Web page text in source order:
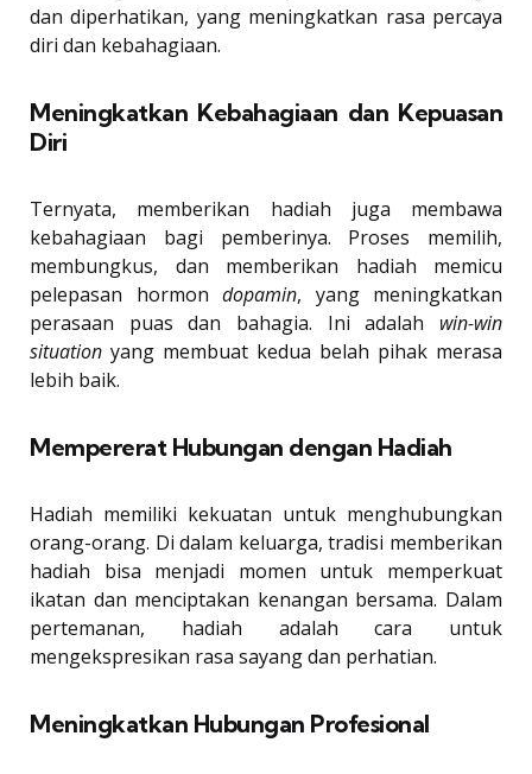
dan diperhatikan, yang meningkatkan rasa percaya
diri dan kebahagiaan.
Meningkatkan Kebahagiaan dan Kepuasan
Diri
Ternyata, memberikan hadiah juga membawa
kebahagiaan bagi pemberinya. Proses memilih,
membungkus, dan memberikan hadiah memicu
pelepasan hormon dopamin, yang meningkatkan
perasaan puas dan bahagia. Ini adalah win-win
situation yang membuat kedua belah pihak merasa
lebih baik.
Mempererat Hubungan dengan Hadiah
Hadiah memiliki kekuatan untuk menghubungkan
orang-orang. Di dalam keluarga, tradisi memberikan
hadiah bisa menjadi momen untuk memperkuat
ikatan dan menciptakan kenangan bersama. Dalam
pertemanan, hadiah adalah cara untuk
mengekspresikan rasa sayang dan perhatian.
Meningkatkan Hubungan Profesional